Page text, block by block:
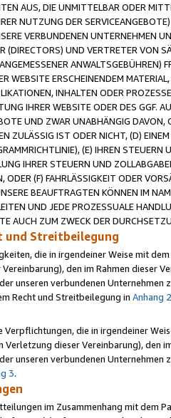
AUS, DIE UNMITTELBAR ODER
NUTZUNG DER
VERBUNDENEN UNTERNEHMEN
(DIRECTORS) UND VERTRETER VON
WEBSITE ERSCHEINENDEM
INHALTEN ODER
IHRER WEBSITE ODER DES GGF.
UND ZWAR UNABHÄNGIG
ZULÄSSIG IST ODER NICHT, (D)
(E) IHREN
IHRER STEUERN UND
ODER (F) FAHRLÄSSIGKEIT ODER
BEAUFTRAGTEN KÖNNEN IM
UND JEDE PROZESSUALE
AUCH ZUM ZWECK DER
und Streitbeilegung
die in irgendeiner Weise mit
den im Rahmen dieser
unseren verbundenen
Recht und Streitbeilegung in Anhang 2
Verpflichtungen, die in irgendeiner
Verletzung dieser Vereinbarung), den
unseren verbundenen
3.
im Zusammenhang mit dem